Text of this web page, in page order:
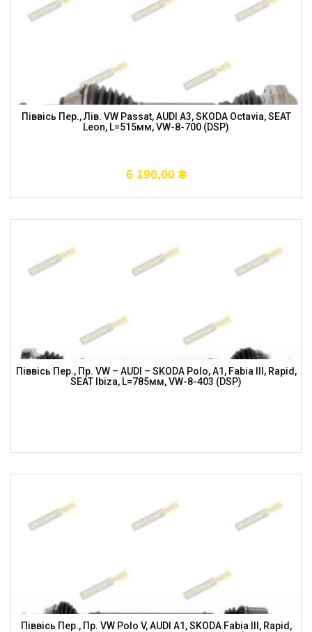
Піввісь Пер., Лів. VW Passat, AUDI A3, SKODA Octavia, SEAT
Leon, L=515мм, VW-8-700 (DSP)
6 190,00 ₴
Піввісь Пер., Пр. VW – AUDI – SKODA Polo, A1, Fabia III, Rapid,
SEAT Ibiza, L=785мм, VW-8-403 (DSP)
Піввісь Пер., Пр. VW Polo V, AUDI A1, SKODA Fabia III, Rapid,